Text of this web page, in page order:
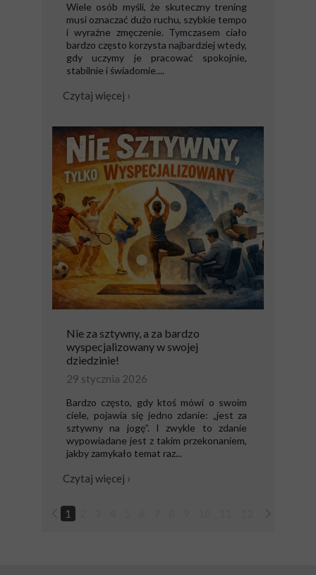
Wiele osób myśli, że skuteczny trening
musi oznaczać dużo ruchu, szybkie tempo
i wyraźne zmęczenie. Tymczasem ciało
bardzo często korzysta najbardziej wtedy,
gdy uczymy je pracować spokojnie,
stabilnie i świadomie....
Czytaj więcej ›
Nie za sztywny, a za bardzo
wyspecjalizowany w swojej
dziedzinie!
29 stycznia 2026
Bardzo często, gdy ktoś mówi o swoim
ciele, pojawia się jedno zdanie: „jest za
sztywny na jogę”. I zwykle to zdanie
wypowiadane jest z takim przekonaniem,
jakby zamykało temat raz...
Czytaj więcej ›
1 13